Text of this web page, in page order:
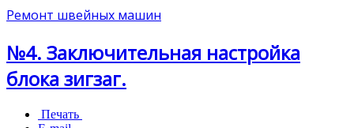
Ремонт швейных машин
№4. Заключительная настройка
блока зигзаг.
Печать